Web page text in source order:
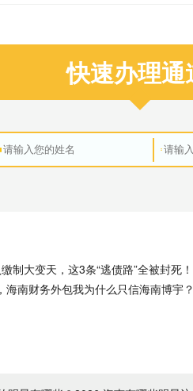
快速办理通
制大变天，这3条“逃债路”全被封死！
南财务外包我为什么只信海南博宇？